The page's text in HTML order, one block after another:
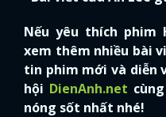
Nếu yêu thích phim
xem thêm nhiều bài
tin phim mới và diễn
hội DienAnh.net
nóng sốt nhất nhé!